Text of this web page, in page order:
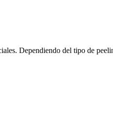
Dependiendo del tipo de